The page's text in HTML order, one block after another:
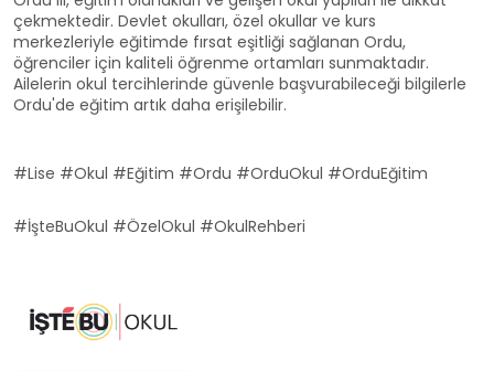
çekmektedir. Devlet okulları, özel okullar ve kurs
merkezleriyle eğitimde fırsat eşitliği sağlanan Ordu,
öğrenciler için kaliteli öğrenme ortamları sunmaktadır.
Ailelerin okul tercihlerinde güvenle başvurabileceği bilgilerle
Ordu'de eğitim artık daha erişilebilir.
#Lise #Okul #Eğitim #Ordu #OrduOkul #OrduEğitim
#İşteBuOkul #ÖzelOkul #OkulRehberi